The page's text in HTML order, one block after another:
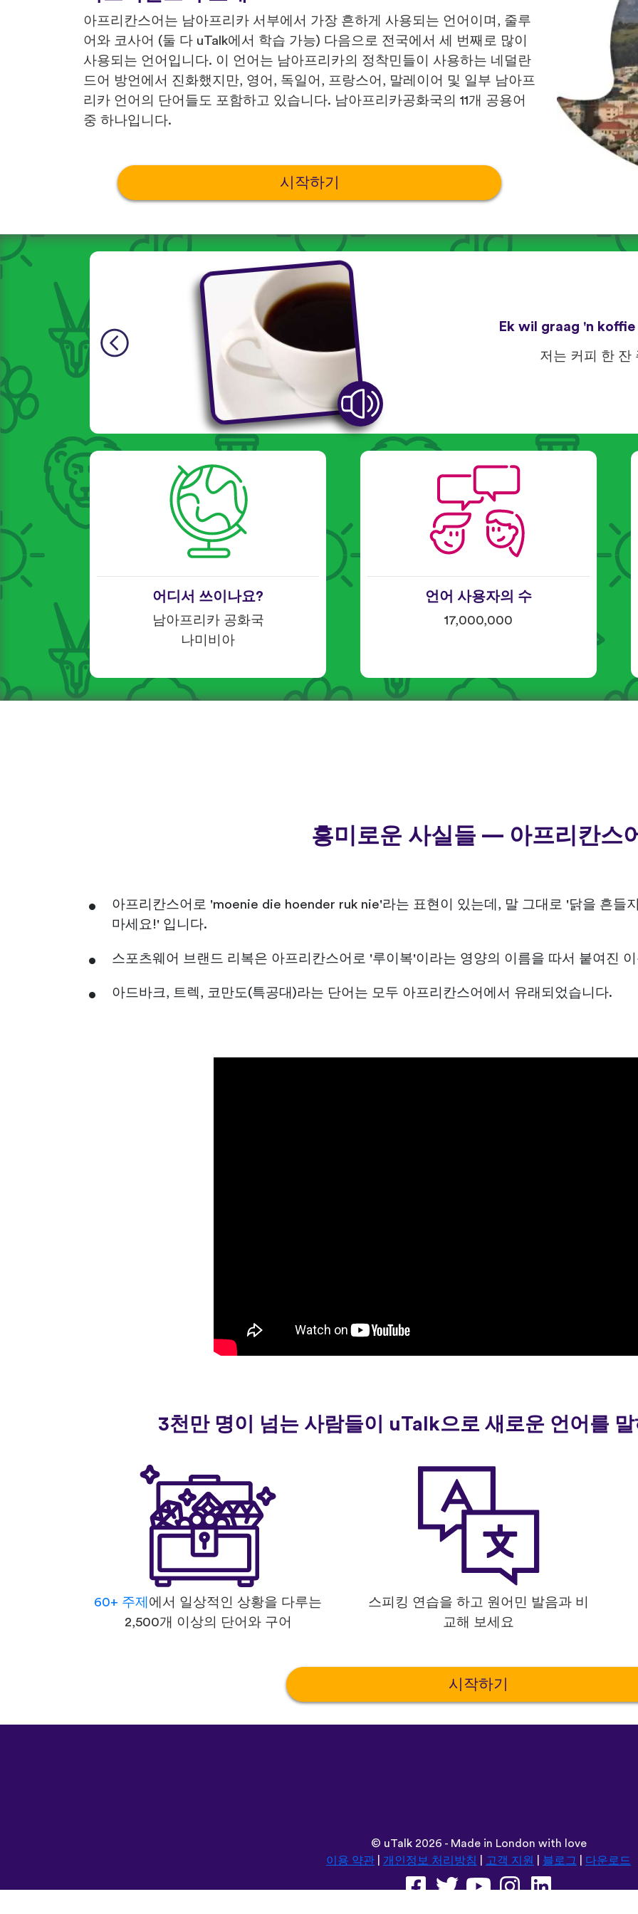
아프리칸스어는 남아프리카 서부에서 가장 흔하게 사용되는 언어이며, 줄루
어와 코사어 (둘 다 uTalk에서 학습 가능) 다음으로 전국에서 세 번째로 많이
사용되는 언어입니다. 이 언어는 남아프리카의 정착민들이 사용하는 네덜란
드어 방언에서 진화했지만, 영어, 독일어, 프랑스어, 말레이어 및 일부 남아프
리카 언어의 단어들도 포함하고 있습니다. 남아프리카공화국의 11개 공용어
중 하나입니다.
시작하기
Ek wil graag 'n
저는 커피 한 잔
어디서 쓰이나요?
남아프리카 공화국
나미비아
언어 사용자의 수
17,000,000
흥미로운 사실들 — 아프리칸스
아프리칸스어로 'moenie die hoender ruk nie'라는 표현이 있는데, 말 그대로 '닭을 흔들
마세요!' 입니다.
스포츠웨어 브랜드 리복은 아프리칸스어로 '루이복'이라는 영양의 이름을 따서 붙여진
아드바크, 트렉, 코만도(특공대)라는 단어는 모두 아프리칸스어에서 유래되었습니다.
3천만 명이 넘는 사람들이 uTalk으로 새로운 언어를
60+ 주제 에서 일상적인 상황을 다루는
2,500개 이상의 단어와 구어
스피킹 연습을 하고 원어민 발음과 비
교해 보세요
시작하기
© uTalk2026 - Made in London with love
이용 약관
개인정보 처리방침 고객 지원 블로그 다운로드